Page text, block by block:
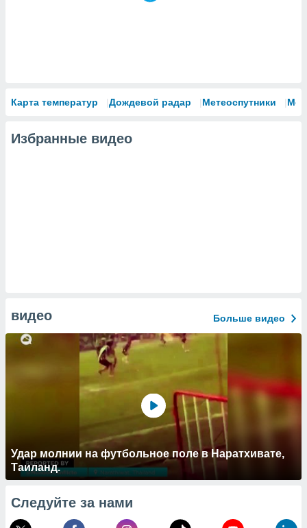
Карта температур Дождевой радар Метеоспутники
Избранные видео
видео Больше видео
Удар молнии на футбольное поле в Наратхивате,
Таиланд.
Следуйте за нами